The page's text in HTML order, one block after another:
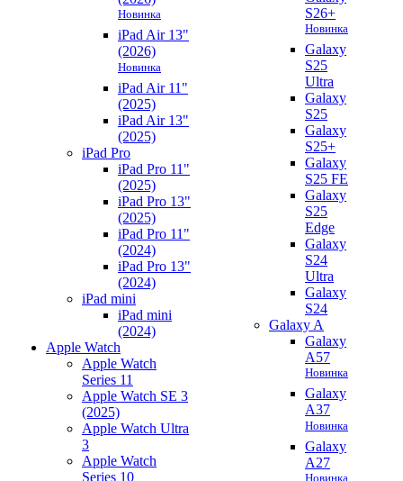
Новинка
iPad Air 13"
(2026)
Новинка
iPad Air 11"
(2025)
iPad Air 13"
(2025)
iPad Pro
iPad Pro 11"
(2025)
iPad Pro 13"
(2025)
iPad Pro 11"
(2024)
iPad Pro 13"
(2024)
iPad mini
iPad mini
(2024)
Apple Watch
Apple Watch
Series 11
Apple Watch SE 3
(2025)
Apple Watch Ultra
3
Apple Watch
Series 10
S26+
Новинка
Galaxy
S25
Ultra
Galaxy
S25
Galaxy
S25+
Galaxy
S25 FE
Galaxy
S25
Edge
Galaxy
S24
Ultra
Galaxy
S24
Galaxy A
Galaxy
A57
Новинка
Galaxy
A37
Новинка
Galaxy
A27
Новинка